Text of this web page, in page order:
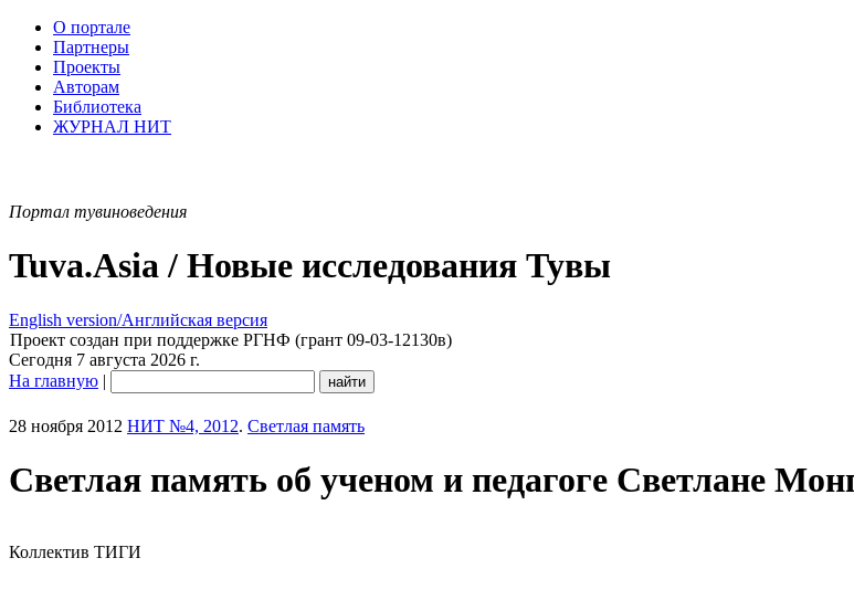
О портале
Партнеры
Проекты
Авторам
Библиотека
ЖУРНАЛ НИТ
Портал тувиноведения
Tuva.Asia / Новые исследования Тувы
English version/Английская версия
Проект создан при поддержке РГНФ (грант 09-03-12130в)
Сегодня 7 августа 2026 г.
На главную |
28 ноября 2012 НИТ №4, 2012. Светлая память
Светлая память об ученом и педагоге Светлане
Коллектив ТИГИ